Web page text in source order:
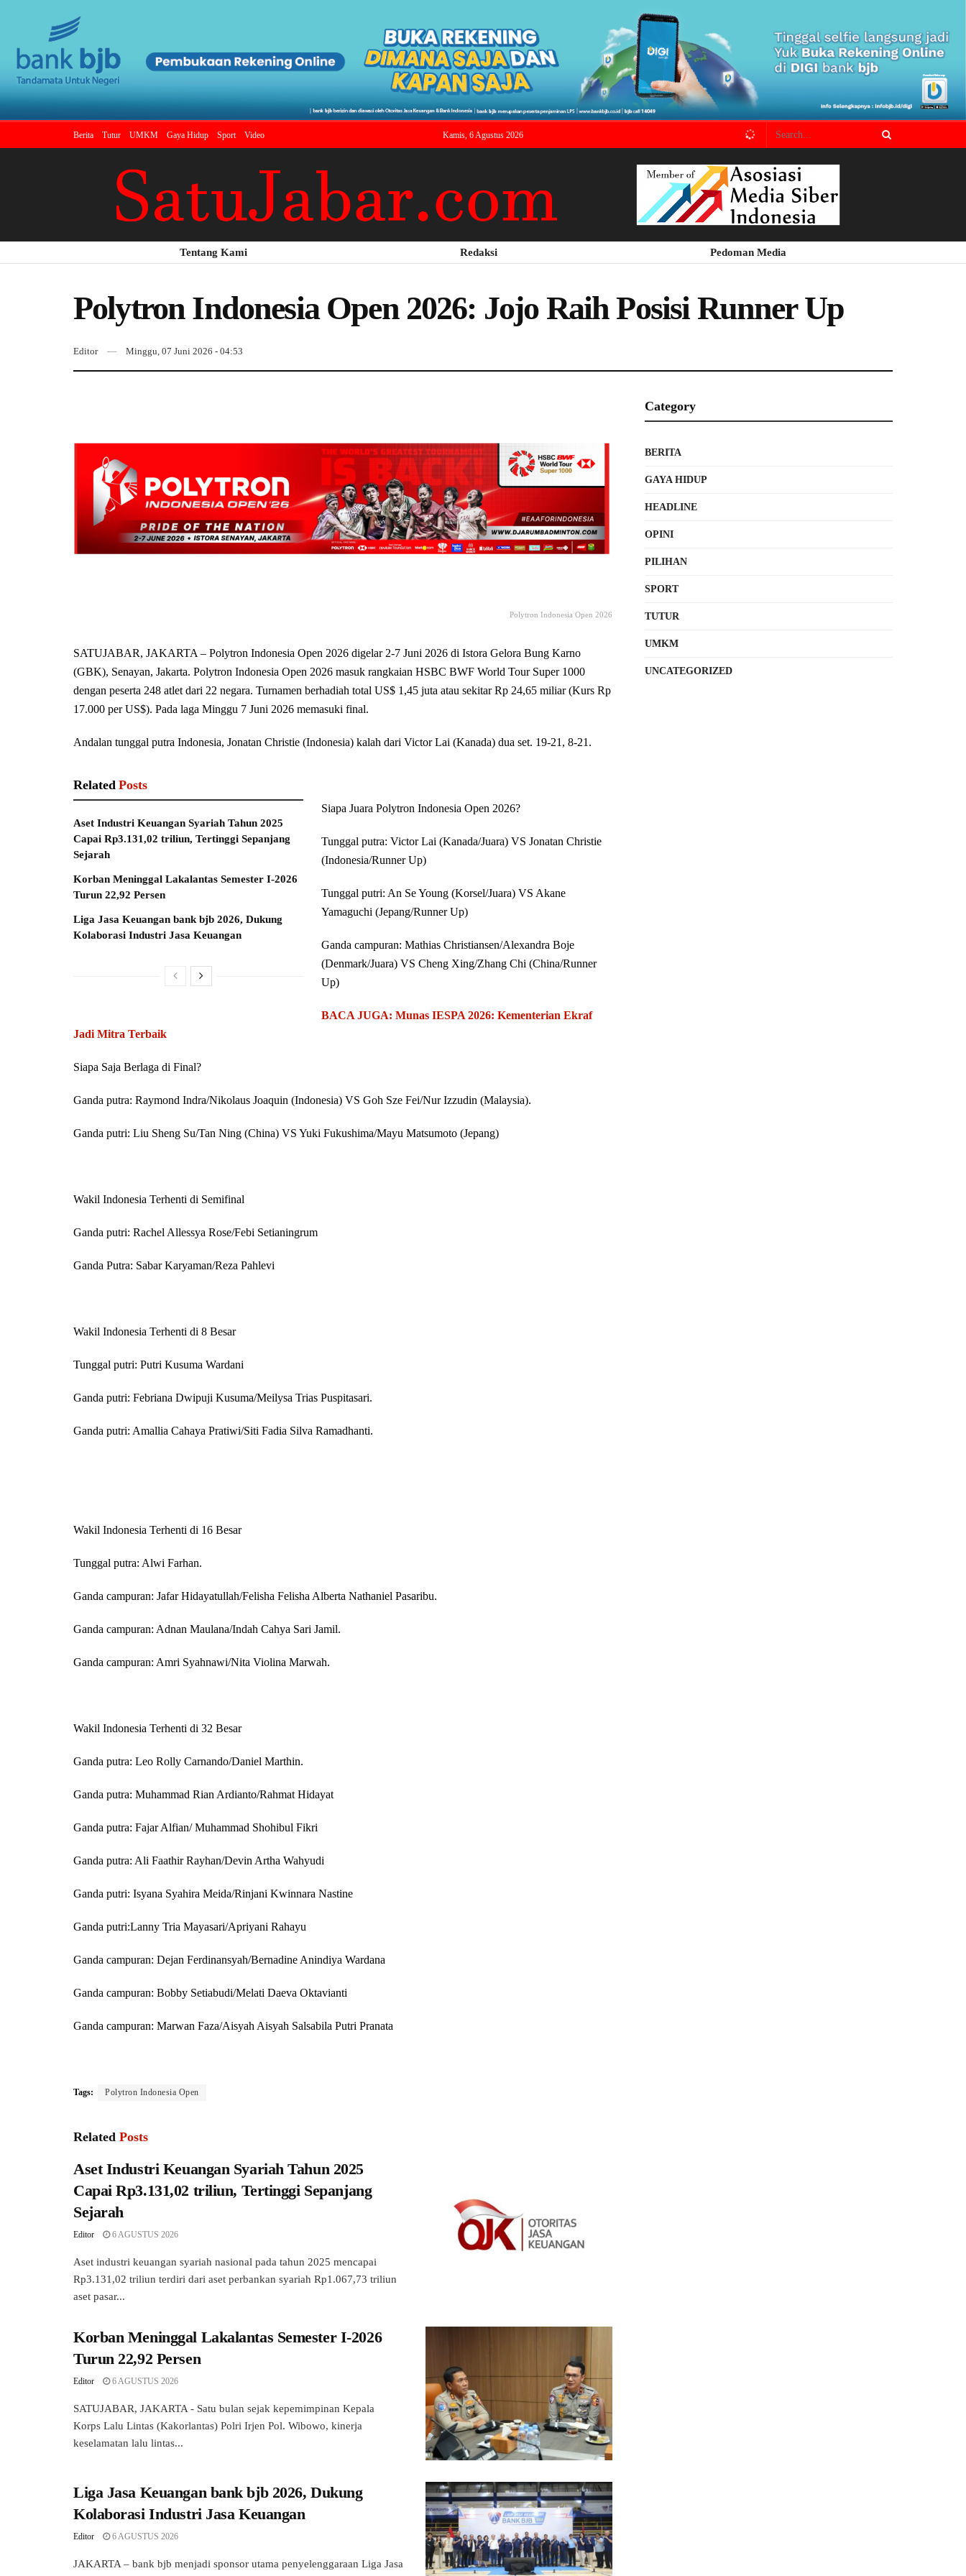
Berita Tutur UMKM Gaya Hidup Sport Video Kamis, 6 Agustus 2026
Tentang Kami Redaksi Pedoman Media
Polytron Indonesia Open 2026: Jojo Raih Posisi Runner Up
Editor Minggu, 07 Juni 2026 - 04:53
Polytron Indonesia Open 2026
SATUJABAR, JAKARTA – Polytron Indonesia Open 2026 digelar 2-7 Juni 2026 di Istora Gelora Bung Karno
(GBK), Senayan, Jakarta. Polytron Indonesia Open 2026 masuk rangkaian HSBC BWF World Tour Super 1000
dengan peserta 248 atlet dari 22 negara. Turnamen berhadiah total US$ 1,45 juta atau sekitar Rp 24,65 miliar (Kurs Rp
17.000 per US$). Pada laga Minggu 7 Juni 2026 memasuki final.
Andalan tunggal putra Indonesia, Jonatan Christie (Indonesia) kalah dari Victor Lai (Kanada) dua set. 19-21, 8-21.
Related Posts
Aset Industri Keuangan Syariah Tahun 2025
Capai Rp3.131,02 triliun, Tertinggi Sepanjang
Sejarah
Korban Meninggal Lakalantas Semester I-2026
Turun 22,92 Persen
Liga Jasa Keuangan bank bjb 2026, Dukung
Kolaborasi Industri Jasa Keuangan
Siapa Juara Polytron Indonesia Open 2026?
Tunggal putra: Victor Lai (Kanada/Juara) VS Jonatan Christie
(Indonesia/Runner Up)
Tunggal putri: An Se Young (Korsel/Juara) VS Akane
Yamaguchi (Jepang/Runner Up)
Ganda campuran: Mathias Christiansen/Alexandra Boje
(Denmark/Juara) VS Cheng Xing/Zhang Chi (China/Runner
Up)
BACA JUGA: Munas IESPA 2026: Kementerian Ekraf
Jadi Mitra Terbaik
Siapa Saja Berlaga di Final?
Ganda putra: Raymond Indra/Nikolaus Joaquin (Indonesia) VS Goh Sze Fei/Nur Izzudin (Malaysia).
Ganda putri: Liu Sheng Su/Tan Ning (China) VS Yuki Fukushima/Mayu Matsumoto (Jepang)
Wakil Indonesia Terhenti di Semifinal
Ganda putri: Rachel Allessya Rose/Febi Setianingrum
Ganda Putra: Sabar Karyaman/Reza Pahlevi
Wakil Indonesia Terhenti di 8 Besar
Tunggal putri: Putri Kusuma Wardani
Ganda putri: Febriana Dwipuji Kusuma/Meilysa Trias Puspitasari.
Ganda putri: Amallia Cahaya Pratiwi/Siti Fadia Silva Ramadhanti.
Wakil Indonesia Terhenti di 16 Besar
Tunggal putra: Alwi Farhan.
Ganda campuran: Jafar Hidayatullah/Felisha Felisha Alberta Nathaniel Pasaribu.
Ganda campuran: Adnan Maulana/Indah Cahya Sari Jamil.
Ganda campuran: Amri Syahnawi/Nita Violina Marwah.
Wakil Indonesia Terhenti di 32 Besar
Ganda putra: Leo Rolly Carnando/Daniel Marthin.
Ganda putra: Muhammad Rian Ardianto/Rahmat Hidayat
Ganda putra: Fajar Alfian/ Muhammad Shohibul Fikri
Ganda putra: Ali Faathir Rayhan/Devin Artha Wahyudi
Ganda putri: Isyana Syahira Meida/Rinjani Kwinnara Nastine
Ganda putri:Lanny Tria Mayasari/Apriyani Rahayu
Ganda campuran: Dejan Ferdinansyah/Bernadine Anindiya Wardana
Ganda campuran: Bobby Setiabudi/Melati Daeva Oktavianti
Ganda campuran: Marwan Faza/Aisyah Aisyah Salsabila Putri Pranata
Tags: Polytron Indonesia Open
Related Posts
Aset Industri Keuangan Syariah Tahun 2025
Capai Rp3.131,02 triliun, Tertinggi Sepanjang
Sejarah
Editor 6 AGUSTUS 2026
Aset industri keuangan syariah nasional pada tahun 2025 mencapai
Rp3.131,02 triliun terdiri dari aset perbankan syariah Rp1.067,73 triliun
aset pasar...
Korban Meninggal Lakalantas Semester I-2026
Turun 22,92 Persen
Editor 6 AGUSTUS 2026
SATUJABAR, JAKARTA - Satu bulan sejak kepemimpinan Kepala
Korps Lalu Lintas (Kakorlantas) Polri Irjen Pol. Wibowo, kinerja
keselamatan lalu lintas...
Liga Jasa Keuangan bank bjb 2026, Dukung
Kolaborasi Industri Jasa Keuangan
Editor 6 AGUSTUS 2026
JAKARTA – bank bjb menjadi sponsor utama penyelenggaraan Liga Jasa
Category
BERITA
GAYA HIDUP
HEADLINE
OPINI
PILIHAN
SPORT
TUTUR
UMKM
UNCATEGORIZED